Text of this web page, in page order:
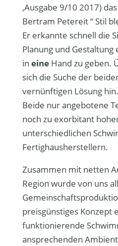
,Ausgabe 9/10 2017)
Bertram Petereit “ Stil
Er erkannte schnell die
Planung und
in eine Hand zu geben.
sich die Suche der
vernünftigen Lösung
Beide nur angebotene
noch zu exorbitant
unterschiedlichen
Fertighausherstellern.
Zusammen mit netten
Region wurde von uns
preisgünstiges Konzept
funktionierende
ansprechenden